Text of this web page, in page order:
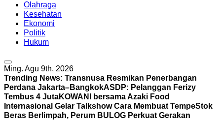
Olahraga
Kesehatan
Ekonomi
Politik
Hukum
Ming. Agu 9th, 2026
Trending News: Transnusa Resmikan Penerbangan
Perdana Jakarta–BangkokASDP: Pelanggan Ferizy
Tembus 4 JutaKOWANI bersama Azaki Food
Internasional Gelar Talkshow Cara Membuat TempeStok
Beras Berlimpah, Perum BULOG Perkuat Gerakan